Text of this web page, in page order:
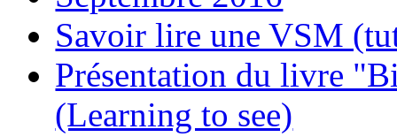
Savoir lire une VSM
Présentation du livre
(Learning to see)